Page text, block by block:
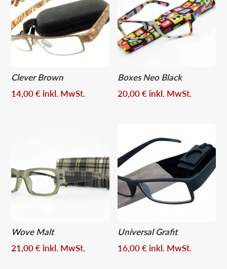
Clever Brown
14,00€ inkl. MwSt.
Boxes Neo Black
20,00€ inkl. MwSt.
Wove Malt
21,00€ inkl. MwSt.
Universal Grafit
16,00€ inkl. MwSt.